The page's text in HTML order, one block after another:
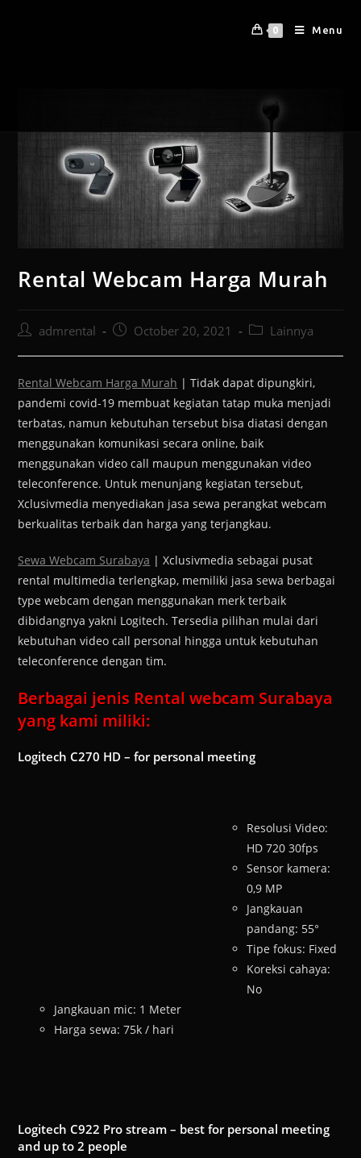
0 Menu
Rental Webcam Harga Murah
admrental October 20, 2021 Lainnya
Rental Webcam Harga Murah | Tidak dapat dipungkiri,
pandemi covid-19 membuat kegiatan tatap muka menjadi
terbatas, namun kebutuhan tersebut bisa diatasi dengan
menggunakan komunikasi secara online, baik
menggunakan video call maupun menggunakan video
teleconference. Untuk menunjang kegiatan tersebut,
Xclusivmedia menyediakan jasa sewa perangkat webcam
berkualitas terbaik dan harga yang terjangkau.
Sewa Webcam Surabaya | Xclusivmedia sebagai pusat
rental multimedia terlengkap, memiliki jasa sewa berbagai
type webcam dengan menggunakan merk terbaik
dibidangnya yakni Logitech. Tersedia pilihan mulai dari
kebutuhan video call personal hingga untuk kebutuhan
teleconference dengan tim.
Berbagai jenis Rental webcam Surabaya
yang kami miliki:
Logitech C270 HD – for personal meeting
Resolusi Video:
HD 720 30fps
Sensor kamera:
0,9 MP
Jangkauan
pandang: 55°
Tipe fokus: Fixed
Koreksi cahaya:
No
Jangkauan mic: 1 Meter
Harga sewa: 75k / hari
Logitech C922 Pro stream – best for personal meeting
and up to 2 people